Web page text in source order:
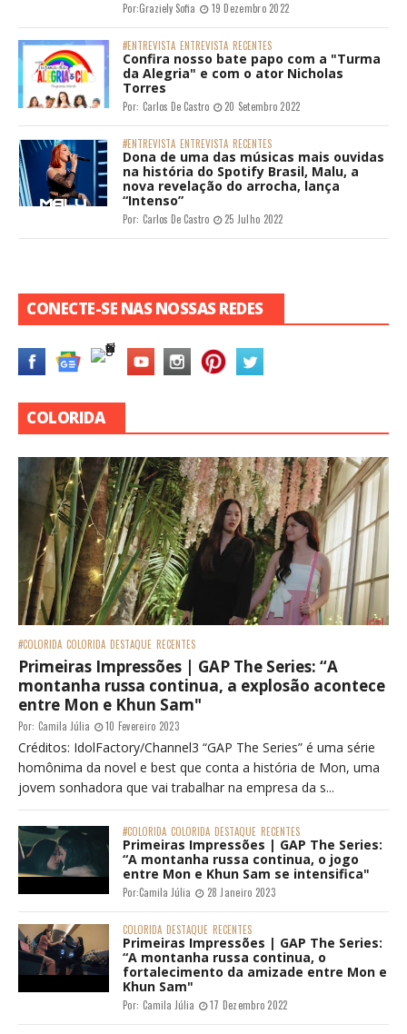
Por:Graziely Sofia 19 Dezembro 2022
#ENTREVISTA ENTREVISTA RECENTES
Confira nosso bate papo com a "Turma
da Alegria" e com o ator Nicholas
Torres
Por: Carlos De Castro 20 Setembro 2022
#ENTREVISTA ENTREVISTA RECENTES
Dona de uma das músicas mais ouvidas
na história do Spotify Brasil, Malu, a
nova revelação do arrocha, lança
“Intenso”
Por: Carlos De Castro 25 Julho 2022
CONECTE-SE NAS NOSSAS REDES
COLORIDA
#COLORIDA COLORIDA DESTAQUE RECENTES
Primeiras Impressões | GAP The Series: “A
montanha russa continua, a explosão acontece
entre Mon e Khun Sam"
Por: Camila Júlia 10 Fevereiro 2023
Créditos: IdolFactory/Channel3 “GAP The Series” é uma série
homônima da novel e best que conta a história de Mon, uma
jovem sonhadora que vai trabalhar na empresa da s...
#COLORIDA COLORIDA DESTAQUE RECENTES
Primeiras Impressões | GAP The Series:
“A montanha russa continua, o jogo
entre Mon e Khun Sam se intensifica"
Por:Camila Júlia 28 Janeiro 2023
COLORIDA DESTAQUE RECENTES
Primeiras Impressões | GAP The Series:
“A montanha russa continua, o
fortalecimento da amizade entre Mon e
Khun Sam"
Por: Camila Júlia 17 Dezembro 2022